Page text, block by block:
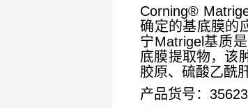
Corning®
确定的基底膜的
宁Matrigel基质
底膜提取物，该
胶原、硫酸乙酰
产品货号：